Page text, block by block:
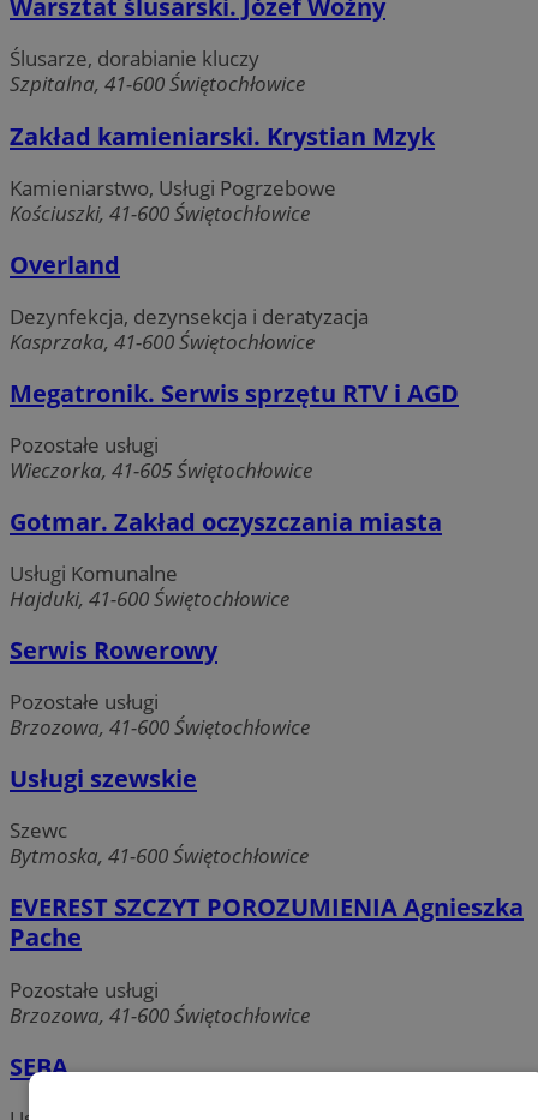
Warsztat ślusarski. Józef Woźny
Ślusarze, dorabianie kluczy
Szpitalna, 41-600 Świętochłowice
Zakład kamieniarski. Krystian Mzyk
Kamieniarstwo, Usługi Pogrzebowe
Kościuszki, 41-600 Świętochłowice
Overland
Dezynfekcja, dezynsekcja i deratyzacja
Kasprzaka, 41-600 Świętochłowice
Megatronik. Serwis sprzętu RTV i AGD
Pozostałe usługi
Wieczorka, 41-605 Świętochłowice
Gotmar. Zakład oczyszczania miasta
Usługi Komunalne
Hajduki, 41-600 Świętochłowice
Serwis Rowerowy
Pozostałe usługi
Brzozowa, 41-600 Świętochłowice
Usługi szewskie
Szewc
Bytmoska, 41-600 Świętochłowice
EVEREST SZCZYT POROZUMIENIA Agnieszka
Pache
Pozostałe usługi
Brzozowa, 41-600 Świętochłowice
SEBA